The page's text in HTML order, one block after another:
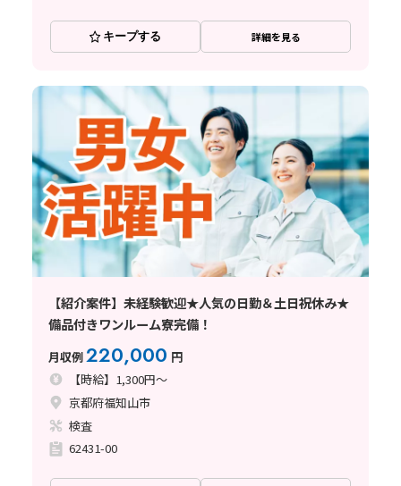
キープする 詳細を見る
【紹介案件】未経験歓迎★人気の日勤＆土日祝休み★
備品付きワンルーム寮完備！
月収例220,000 円
【時給】1,300円～
京都府福知山市
検査
62431-00